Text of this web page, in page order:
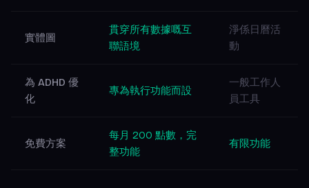
實體圖
貫穿所有數據嘅互
聯語境
淨係日曆活
動
為 ADHD 優
化
專為執行功能而設
一般工作人
員工具
免費方案
每月 200 點數，完
整功能
有限功能